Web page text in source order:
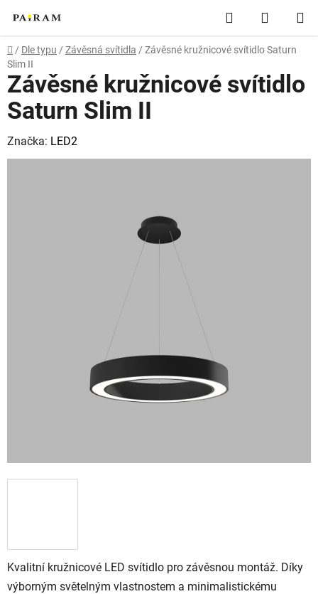
obsah
Hledat
KOŠÍK
Domů
/ Dle typu / Závěsná svítidla / Závěsné kružnicové svítidlo Saturn
Slim II
Kvalitní kružnicové LED svítidlo pro závěsnou montáž. Díky
výborným světelným vlastnostem a minimalistickému
Závěsné kružnicové svítidlo
Saturn Slim II
Značka: LED2